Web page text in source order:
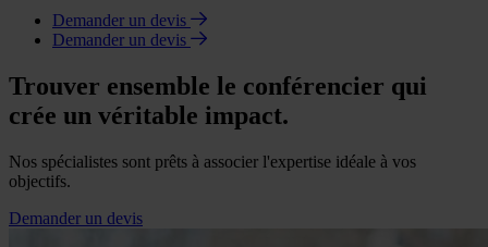
Demander un devis
Demander un devis
Trouver ensemble le conférencier qui
crée un véritable impact.
Nos spécialistes sont prêts à associer l'expertise idéale à vos
objectifs.
Demander un devis